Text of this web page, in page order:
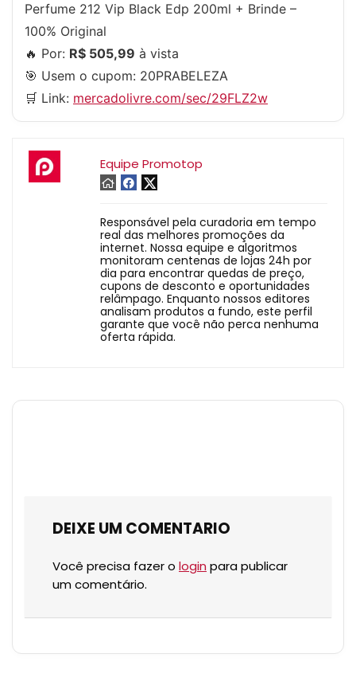
Perfume 212 Vip Black Edp 200ml + Brinde –
100% Original
🔥 Por: R$ 505,99 à vista
🎯 Usem o cupom: 20PRABELEZA
🛒 Link: mercadolivre.com/sec/29FLZ2w
Equipe Promotop
Responsável pela curadoria em tempo
real das melhores promoções da
internet. Nossa equipe e algoritmos
monitoram centenas de lojas 24h por
dia para encontrar quedas de preço,
cupons de desconto e oportunidades
relâmpago. Enquanto nossos editores
analisam produtos a fundo, este perfil
garante que você não perca nenhuma
oferta rápida.
DEIXE UM COMENTARIO
Você precisa fazer o login para publicar
um comentário.